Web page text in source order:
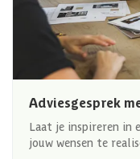
Adviesgesprek
Laat je inspireren in
jouw wensen te